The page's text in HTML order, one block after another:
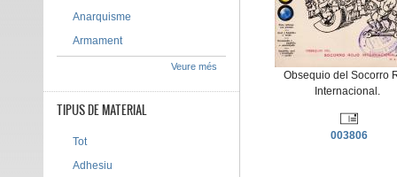
Obsequio del Socorro
Internacional.
003806
Anarquisme
Armament
Veure més
TIPUS DE MATERIAL
Tot
Adhesiu